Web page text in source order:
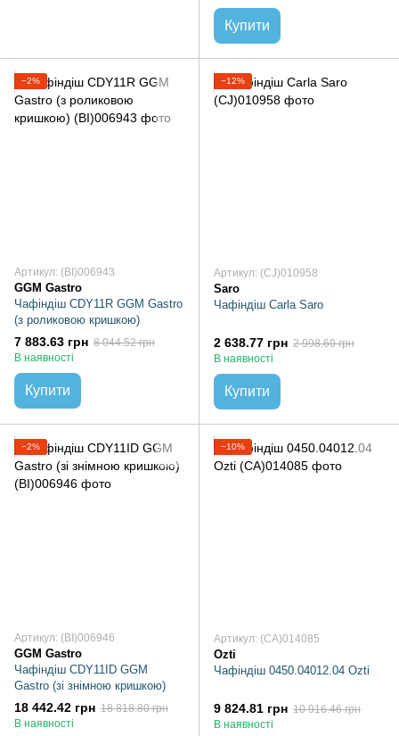
Купити
−2%
Артикул: (BI)006943
GGM Gastro
Чафіндіш CDY11R GGM Gastro
(з роликовою кришкою)
7 883.63 грн 8 044.52 грн
В наявності
Купити
−12%
Артикул: (CJ)010958
Saro
Чафіндіш Carla Saro
2 638.77 грн 2 998.60 грн
В наявності
Купити
−2%
Артикул: (BI)006946
GGM Gastro
Чафіндіш CDY11ID GGM
Gastro (зі знімною кришкою)
18 442.42 грн 18 818.80 грн
В наявності
−10%
Артикул: (CA)014085
Ozti
Чафіндіш 0450.04012.04 Ozti
9 824.81 грн 10 916.46 грн
В наявності